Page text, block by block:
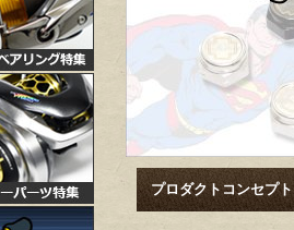
プロダクトコンセプト